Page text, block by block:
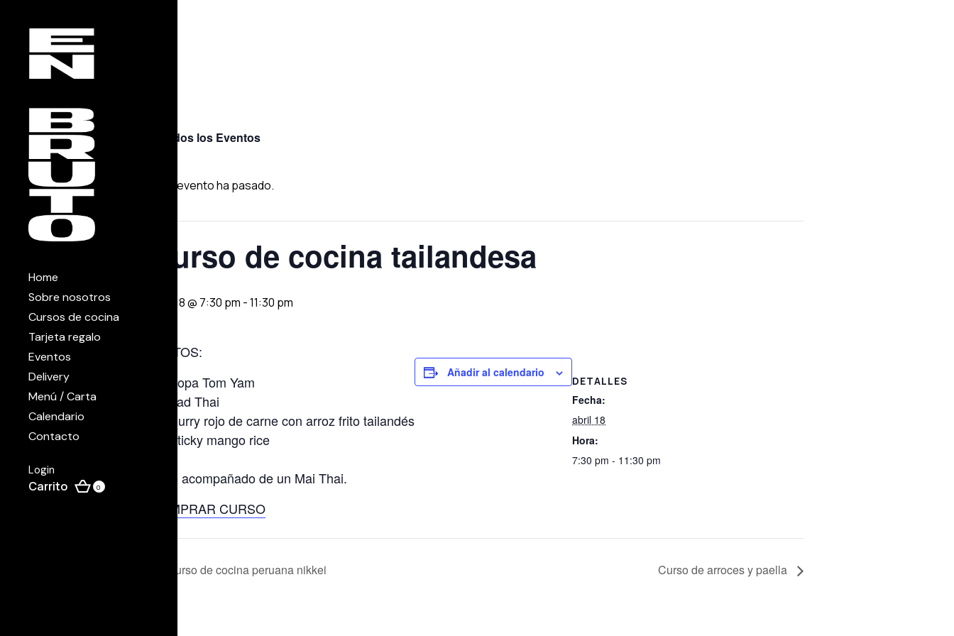
Home
Sobre nosotros
Cursos de cocina
Tarjeta regalo
Eventos
Delivery
Menú / Carta
Calendario
Contacto
Login
0
« Todos los Eventos
Este evento ha pasado.
Curso de cocina tailandesa
abril 18 @ 7:30 pm -11:30 pm
PLATOS:
Sopa Tom Yam
Pad Thai
Curry rojo de carne con arroz frito tailandés
Sticky mango rice
Todo acompañado de un Mai Thai.
COMPRAR CURSO
Añadir al calendario
DETALLES
Fecha:
abril 18
Hora:
7:30 pm - 11:30 pm
Curso de cocina peruana nikkei Curso de arroces y paella